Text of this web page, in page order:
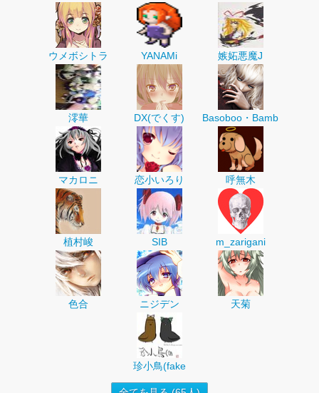
ウメボシトラ YANAMi 嫉妬悪魔J
澪華 DX(でくす) Basoboo・Bamb
マカロニ 恋小いろり 呼無木
植村峻 SIB m_zarigani
色合 ニジデン 天菊
珍小鳥(fake